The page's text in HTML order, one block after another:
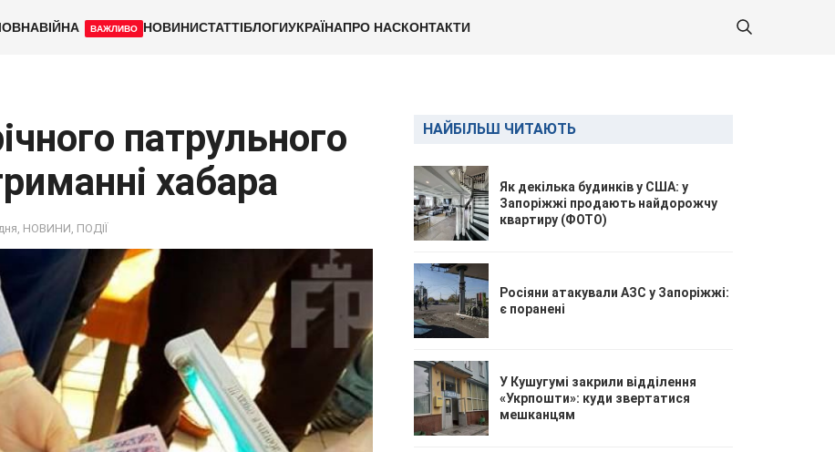
ВІЙНА ВАЖЛИВО НОВИНИСТАТТІБЛОГИУКРАЇНАПРО НАСКОНТАКТИ
патрульного
хабара
НОВИНИ ПОДІЇ
НАЙБІЛЬШ ЧИТАЮТЬ
Як декілька будинків у США: у
Запоріжжі продають найдорожчу
квартиру (ФОТО)
Росіяни атакували АЗС у Запоріжжі:
є поранені
У Кушугумі закрили відділення
«Укрпошти»: куди звертатися
мешканцям